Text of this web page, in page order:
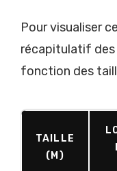
Pour visualiser
récapitulatif des
fonction des
TAILLE
(M)